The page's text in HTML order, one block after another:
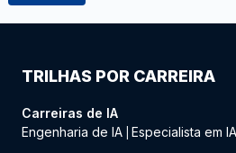
TRILHAS POR CARREIRA
Carreiras de IA
Engenharia de IA Especialista em IA